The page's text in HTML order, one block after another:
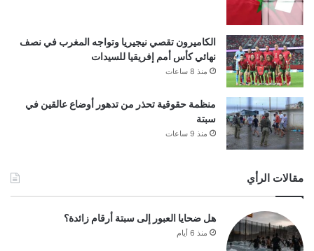
الكاميرون تقصي نيجيريا وتواجه المغرب في نصف
نهائي كأس أمم إفريقيا للسيدات
منذ 8 ساعات
منظمة حقوقية تحذر من تدهور أوضاع عالقين في
سبتة
منذ 9 ساعات
مقالات الرأي
هل ضحايا العبور إلى سبتة أرقام زائدة؟
منذ 6 أيام